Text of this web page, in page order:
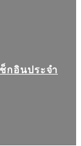
ช็กอินประจำ